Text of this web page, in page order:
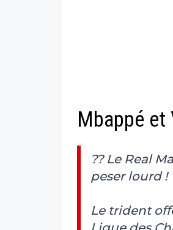
Mbappé
?? Le Real
peser lourd !
Le trident